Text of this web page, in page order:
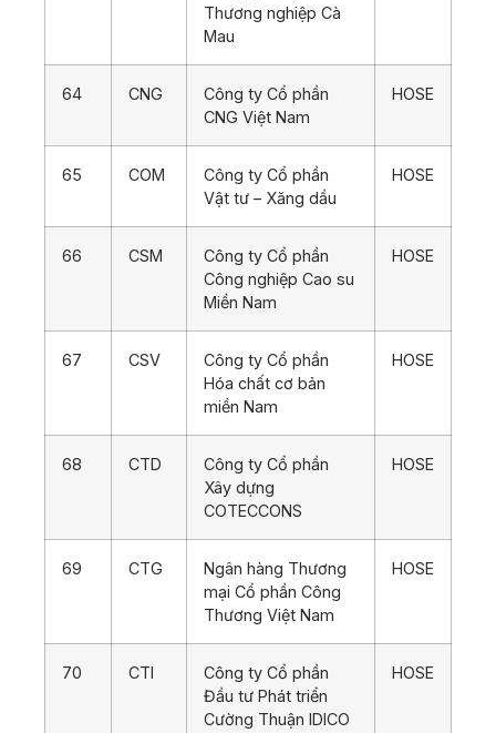
Thương nghiệp Cà
Mau
64 CNG
Công ty Cổ phần
CNG Việt Nam
HOSE
65 COM
Công ty Cổ phần
Vật tư – Xăng dầu
HOSE
66 CSM
Công ty Cổ phần
Công nghiệp Cao su
Miền Nam
HOSE
67 CSV
Công ty Cổ phần
Hóa chất cơ bản
miền Nam
HOSE
68 CTD
Công ty Cổ phần
Xây dựng
COTECCONS
HOSE
69 CTG
Ngân hàng Thương
mại Cổ phần Công
Thương Việt Nam
HOSE
70 CTI
Công ty Cổ phần
Đầu tư Phát triển
Cường Thuận IDICO
HOSE